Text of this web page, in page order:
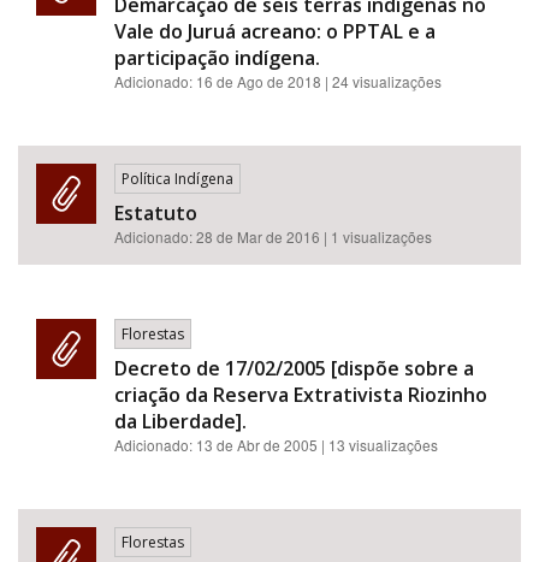
Vale do Juruá acreano: o PPTAL e a
participação indígena.
Adicionado: 16 de Ago de 2018 | 24 visualizações
Política Indígena
Estatuto
Adicionado:28 de Mar de 2016 | 1 visualizações
Florestas
Decreto de 17/02/2005 [dispõe sobre a
criação da Reserva Extrativista Riozinho
da Liberdade].
Adicionado: 13 de Abr de 2005 | 13 visualizações
Florestas